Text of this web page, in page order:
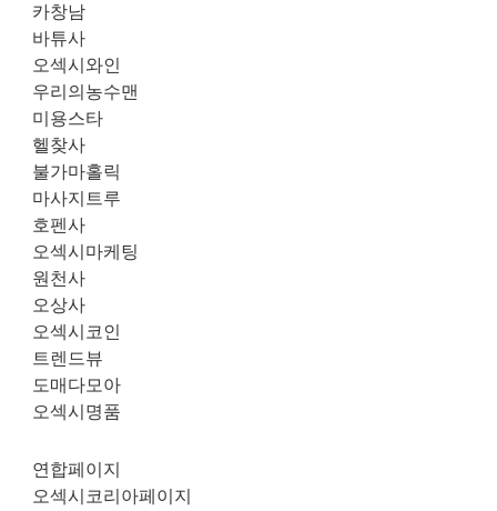
카창남
바튜사
오섹시와인
우리의농수맨
미용스타
헬찾사
불가마홀릭
마사지트루
호펜사
오섹시마케팅
원천사
오상사
오섹시코인
트렌드뷰
도매다모아
오섹시명품
연합페이지
오섹시코리아페이지